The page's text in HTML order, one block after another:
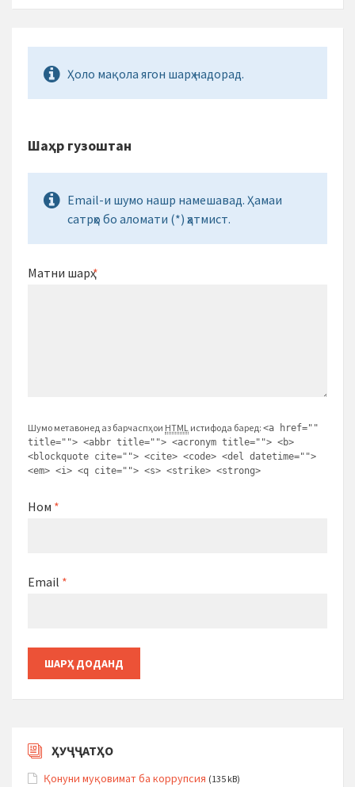
Ҳоло мақола ягон шарҳ надорад.
Шаҳр гузоштан
Email-и шумо нашр намешавад. Ҳамаи
сатрҳо бо аломати (*) ҳатмист.
Матни шарҳ*
Шумо метавонед аз барчаспҳои HTML истифода баред: <a href=""
title=""> <abbr title=""> <acronym title=""> <b>
<blockquote cite=""> <cite> <code> <del datetime="">
<em> <i> <q cite=""> <s> <strike> <strong>
Ном *
Email *
ҲУҶҶАТҲО
Қонуни муқовимат ба коррупсия (135 kB)